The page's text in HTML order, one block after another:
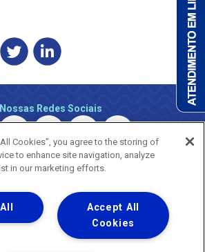
Nossas Redes Sociais
Copyright © 2026 - Todos os Direitos Reservados.
natureza movimenta a vida
Cookies”, you agree to the storing of
to enhance site navigation, analyze
in our marketing efforts.
Accept All
Cookies